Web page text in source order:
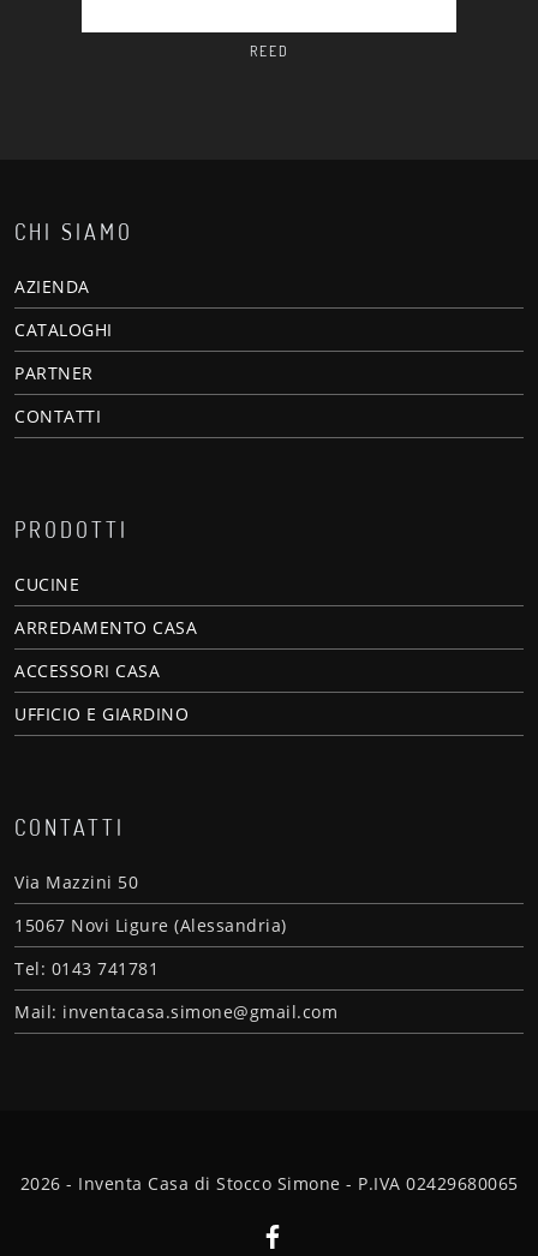
REED
CHI SIAMO
AZIENDA
CATALOGHI
PARTNER
CONTATTI
PRODOTTI
CUCINE
ARREDAMENTO CASA
ACCESSORI CASA
UFFICIO E GIARDINO
CONTATTI
Via Mazzini 50
15067 Novi Ligure (Alessandria)
Tel: 0143 741781
Mail: inventacasa.simone@gmail.com
2026 - Inventa Casa di Stocco Simone - P.IVA 02429680065